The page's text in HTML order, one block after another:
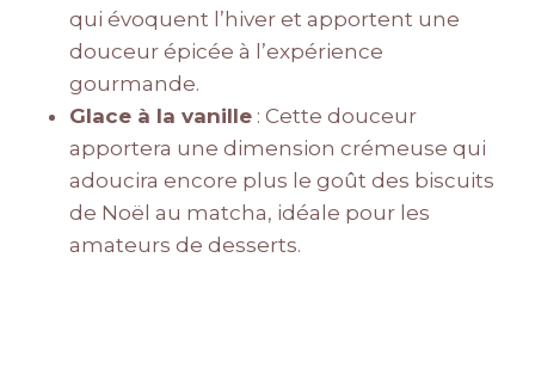
qui évoquent l’hiver et apportent une
douceur épicée à l’expérience
gourmande.
Glace à la vanille : Cette douceur
apportera une dimension crémeuse qui
adoucira encore plus le goût des biscuits
de Noël au matcha, idéale pour les
amateurs de desserts.